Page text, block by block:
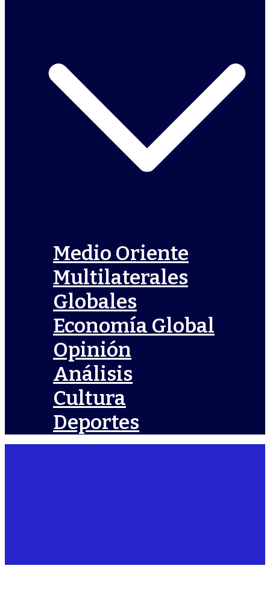
Medio Oriente
Multilaterales
Globales
Economía Global
Opinión
Análisis
Cultura
Deportes